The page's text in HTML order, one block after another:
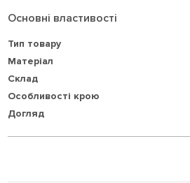
Основні властивості
Тип товару
Матеріал
Склад
Особливості крою
Догляд